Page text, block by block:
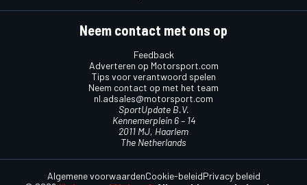
Neem contact met ons op
Feedback
Adverteren op Motorsport.com
Tips voor verantwoord spelen
Neem contact op met het team
nl.adsales@motorsport.com
SportUpdate B.V.
Kennemerplein 6 – 14
2011 MJ, Haarlem
The Netherlands
Algemene voorwaardenCookie-beleidPrivacy beleid